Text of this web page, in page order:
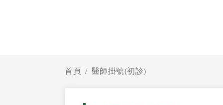
首頁 醫師掛號(初診)